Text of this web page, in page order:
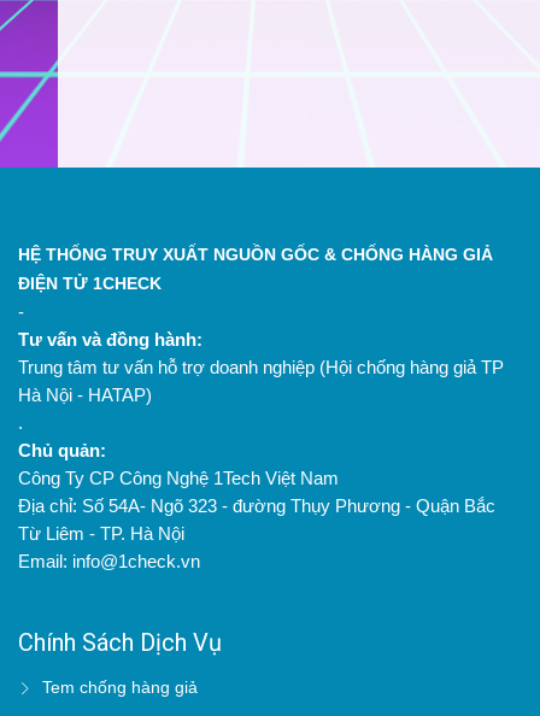
HỆ THỐNG TRUY XUẤT NGUỒN GỐC & CHỐNG HÀNG GIẢ
ĐIỆN TỬ 1CHECK
-
Tư vấn và đồng hành:
Trung tâm tư vấn hỗ trợ doanh nghiệp (Hội chống hàng giả TP
Hà Nội - HATAP)
.
Chủ quản:
Công Ty CP Công Nghệ 1Tech Việt Nam
Địa chỉ: Số 54A- Ngõ 323 - đường Thụy Phương - Quận Bắc
Từ Liêm - TP. Hà Nội
Email: info@1check.vn
Chính Sách Dịch Vụ
Tem chống hàng giả